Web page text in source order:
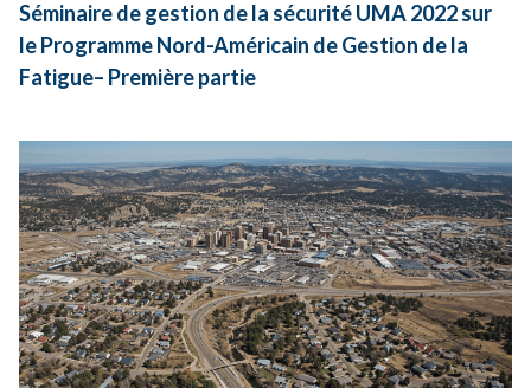
Séminaire de gestion de la sécurité UMA 2022 sur
le Programme Nord-Américain de Gestion de la
Fatigue– Première partie